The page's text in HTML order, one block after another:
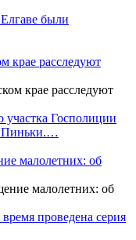
были
крае расследуют
Госполиции
Пиньки.…
малолетних: об
проведена серия